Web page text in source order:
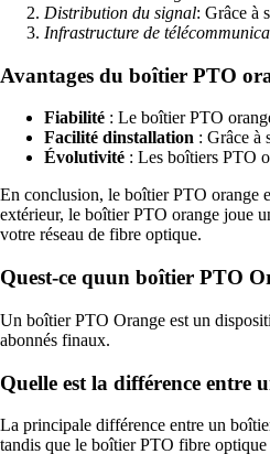
Distribution du signal: Grâce à
Infrastructure de
Avantages du boîtier PTO
Fiabilité : Le boîtier PTO
Facilité dinstallation : Grâce à
Évolutivité : Les boîtiers PTO
En conclusion, le boîtier PTO orange
extérieur, le boîtier PTO orange joue
votre réseau de fibre optique.
Quest-ce quun boîtier PTO
Un boîtier PTO Orange est un
abonnés finaux.
Quelle est la différence
La principale différence entre un
tandis que le boîtier PTO fibre